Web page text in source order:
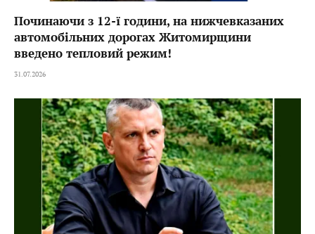
Починаючи з 12-ї години, на нижчевказаних
автомобільних дорогах Житомирщини
введено тепловий режим!
31.07.2026